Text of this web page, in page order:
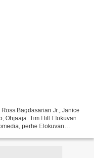
Bagdasarian Jr., Janice
Ohjaaja: Tim Hill Elokuvan
perhe Elokuvan